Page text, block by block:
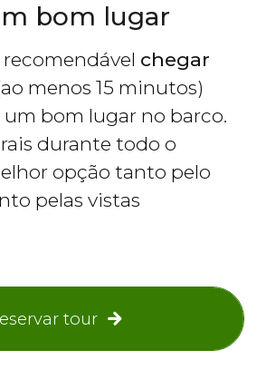
bom lugar
chegar
menos 15 minutos)
um bom lugar no barco.
durante todo o
opção tanto pelo
pelas vistas
tour